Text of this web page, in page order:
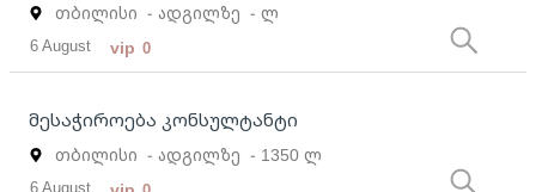
თბილისი - ადგილზე - ლ
6 August vip 0
მესაჭიროება კონსულტანტი
თბილისი - ადგილზე - 1350 ლ
6 August